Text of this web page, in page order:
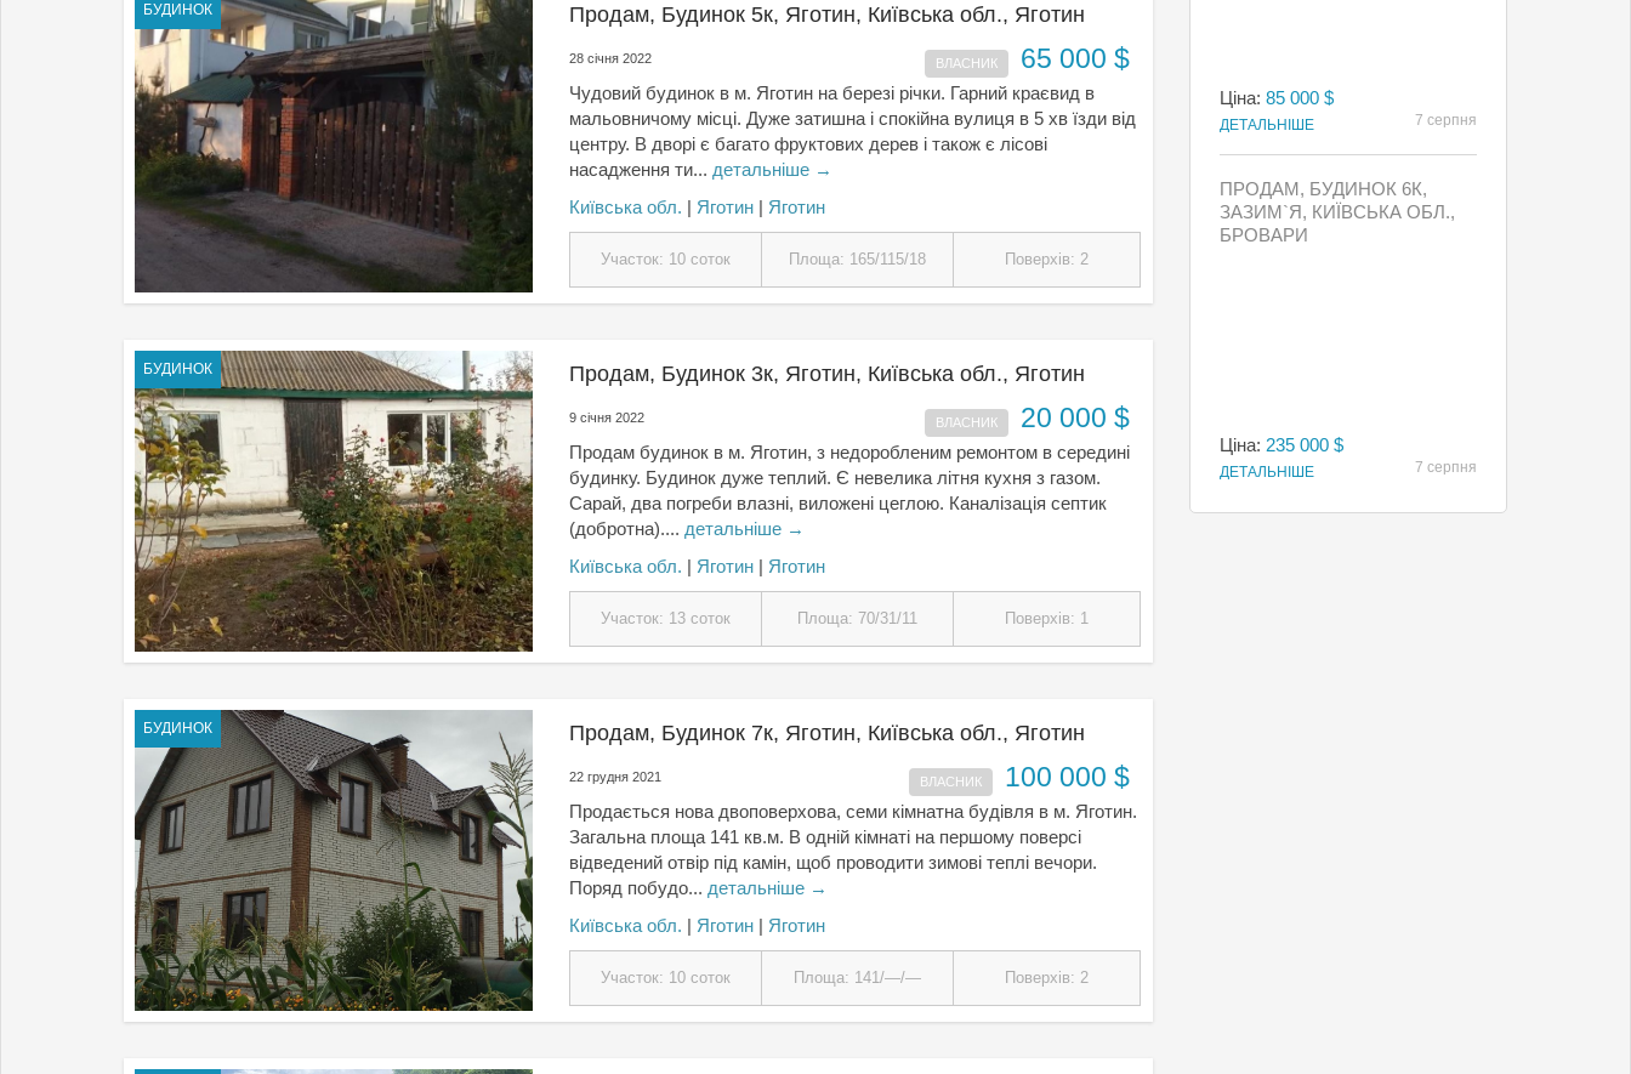
БУДИНОК Продам, Будинок 5к, Яготин, Київська обл., Яготин
28 січня 2022 ВЛАСНИК 65 000 $
Чудовий будинок в м. Яготин на березі річки. Гарний краєвид в
мальовничому місці. Дуже затишна і спокійна вулиця в 5 хв їзди від
центру. В дворі є багато фруктових дерев і також є лісові
насадження ти... детальніше →
Київська обл. | Яготин | Яготин
Участок: 10 соток Площа: 165/115/18 Поверхів: 2
БУДИНОК Продам, Будинок 3к, Яготин, Київська обл., Яготин
9 січня 2022 ВЛАСНИК 20 000 $
Продам будинок в м. Яготин, з недоробленим ремонтом в середині
будинку. Будинок дуже теплий. Є невелика літня кухня з газом.
Сарай, два погреби влазні, виложені цеглою. Каналізація септик
(добротна).... детальніше →
Київська обл. | Яготин | Яготин
Участок: 13 соток Площа: 70/31/11 Поверхів: 1
БУДИНОК Продам, Будинок 7к, Яготин, Київська обл., Яготин
22 грудня 2021 ВЛАСНИК 100 000 $
Продається нова двоповерхова, семи кімнатна будівля в м. Яготин.
Загальна площа 141 кв.м. В одній кімнаті на першому поверсі
відведений отвір під камін, щоб проводити зимові теплі вечори.
Поряд побудо... детальніше →
Київська обл. | Яготин | Яготин
Участок: 10 соток Площа: 141/—/— Поверхів: 2
Ціна: 85 000 $
ДЕТАЛЬНІШЕ 7 серпня
ПРОДАМ, БУДИНОК 6К,
ЗАЗИМ`Я, КИЇВСЬКА ОБЛ.,
БРОВАРИ
Ціна: 235 000 $
ДЕТАЛЬНІШЕ 7 серпня